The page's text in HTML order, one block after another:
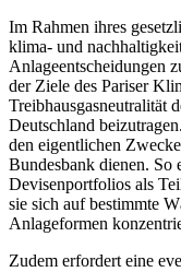
Im Rahmen ihres
klima- und
Anlageentscheidungen
der Ziele des Pariser
Treibhausgasneutralität
Deutschland
den eigentlichen
Bundesbank dienen. So
Devisenportfolios als
sie sich auf bestimmte
Anlageformen
Zudem erfordert eine